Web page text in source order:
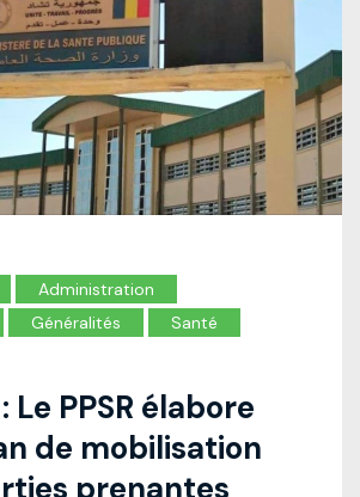
Administration
Généralités
Santé
Le PPSR élabore
de mobilisation
prenantes